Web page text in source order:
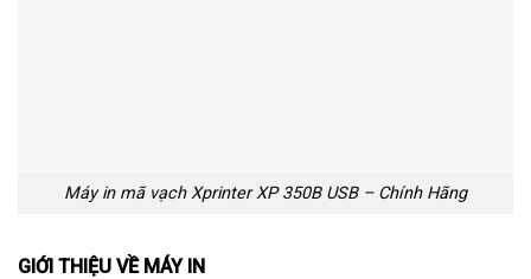
Máy in mã vạch Xprinter XP 350B USB – Chính Hãng
GIỚI THIỆU VỀ MÁY IN